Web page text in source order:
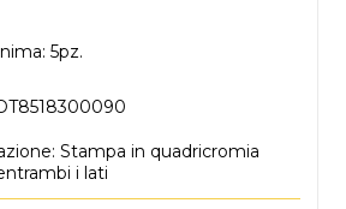
5pz.
Stampa in quadricromia
i lati